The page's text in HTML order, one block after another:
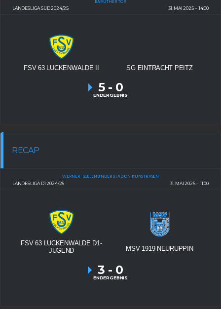
LANDESLIGA SÜD 2024/25
BARUTHER TOR
31. MAI 2025 14:00
FSV 63 LUCKENWALDE II SG EINTRACHT PEITZ
5 - 0
ENDERGEBNIS
RECAP
LANDESLIGA D1 2024/25
WERNER-SEELENBINDER STADION KUNSTRASEN
31. MAI 2025 11:00
FSV 63 LUCKENWALDE D1-
JUGEND
MSV 1919 NEURUPPIN
3 - 0
ENDERGEBNIS